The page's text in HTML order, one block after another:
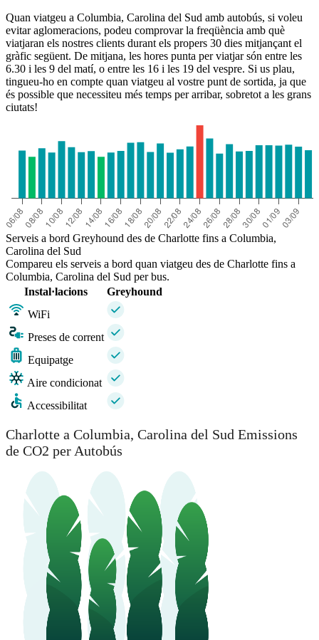
Quan viatgeu a Columbia, Carolina del Sud amb autobús, si voleu
evitar aglomeracions, podeu comprovar la freqüència amb què
viatjaran els nostres clients durant els propers 30 dies mitjançant el
gràfic següent. De mitjana, les hores punta per viatjar són entre les
6.30 i les 9 del matí, o entre les 16 i les 19 del vespre. Si us plau,
tingueu-ho en compte quan viatgeu al vostre punt de sortida, ja que
és possible que necessiteu més temps per arribar, sobretot a les grans
ciutats!
Serveis a bord Greyhound des de Charlotte fins a Columbia,
Carolina del Sud
Compareu els serveis a bord quan viatgeu des de Charlotte fins a
Columbia, Carolina del Sud per bus.
Instal·lacions
Greyhound
WiFi
Preses de corrent
Equipatge
Aire condicionat
Accessibilitat
Charlotte a Columbia, Carolina del Sud Emissions
de CO2 per Autobús